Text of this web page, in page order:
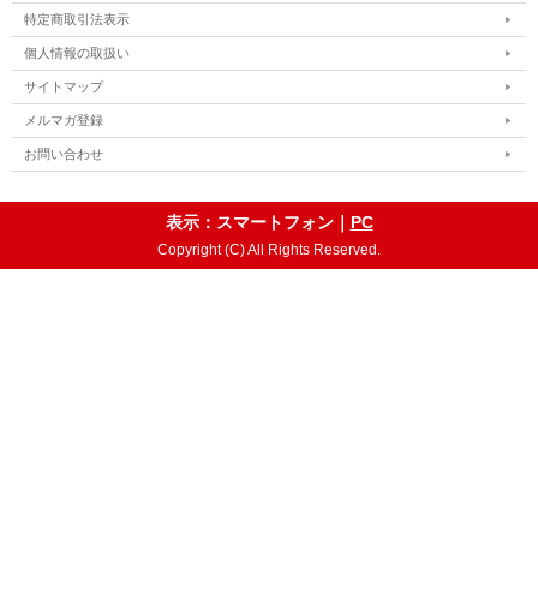
特定商取引法表示
個人情報の取扱い
サイトマップ
メルマガ登録
お問い合わせ
表示：スマートフォン｜ PC
Copyright (C) All Rights Reserved.